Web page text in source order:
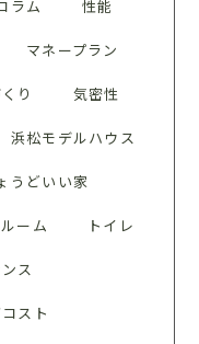
ラム 性能
マネープラン
り 気密性
浜松モデルハウス
うどいい家
ーム トイレ
ス
スト